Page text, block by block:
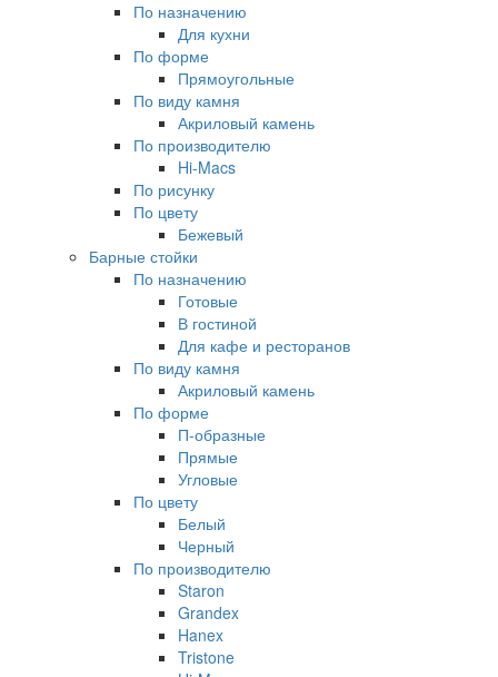
По назначению
Для кухни
По форме
Прямоугольные
По виду камня
Акриловый камень
По производителю
Hi-Macs
По рисунку
По цвету
Бежевый
Барные стойки
По назначению
Готовые
В гостиной
Для кафе и ресторанов
По виду камня
Акриловый камень
По форме
П-образные
Прямые
Угловые
По цвету
Белый
Черный
По производителю
Staron
Grandex
Hanex
Tristone